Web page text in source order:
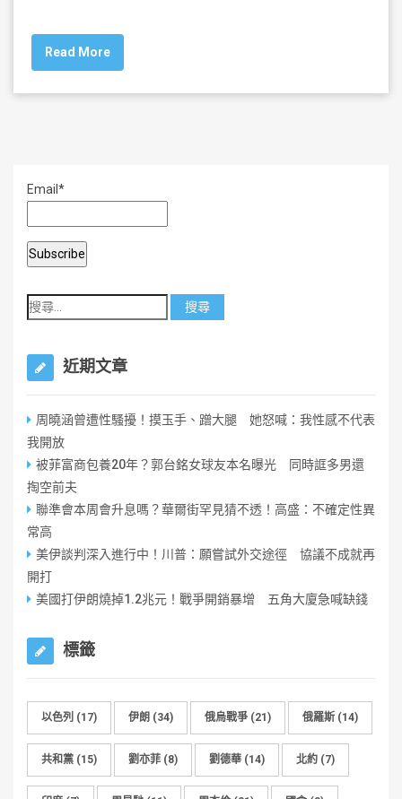
c
e
b
k
tt
er
Read More
Email*
近期文章
周曉涵曾遭性騷擾！摸玉手、蹭大腿 她怒喊：我性感不代表
我開放
被菲富商包養20年？郭台銘女球友本名曝光 同時誆多男還
掏空前夫
聯準會本周會升息嗎？華爾街罕見猜不透！高盛：不確定性異
常高
美伊談判深入進行中！川普：願嘗試外交途徑 協議不成就再
開打
美國打伊朗燒掉1.2兆元！戰爭開銷暴增 五角大廈急喊缺錢
標籤
以色列 (17) 伊朗 (34) 俄烏戰爭 (21) 俄羅斯 (14)
共和黨 (15) 劉亦菲 (8) 劉德華 (14) 北約 (7)